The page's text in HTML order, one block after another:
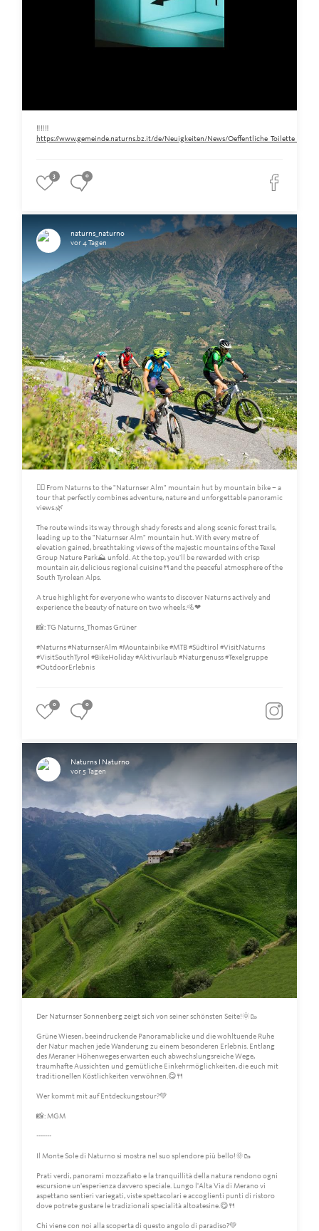
‼️‼️‼️
https://www.gemeinde.naturns.bz.it/de/Neuigkeiten/News/
3 0
naturns_naturno
vor 4 Tagen
🚵‍♀️ From Naturns to the "Naturnser Alm" mountain hut by mountain bike – a
tour that perfectly combines adventure, nature and unforgettable panoramic
views.🌿
The route winds its way through shady forests and along scenic forest trails,
leading up to the "Naturnser Alm" mountain hut. With every metre of
elevation gained, breathtaking views of the majestic mountains of the Texel
Group Nature Park⛰️ unfold. At the top, you'll be rewarded with crisp
mountain air, delicious regional cuisine🍴and the peaceful atmosphere of the
South Tyrolean Alps.
A true highlight for everyone who wants to discover Naturns actively and
experience the beauty of nature on two wheels.🚵❤
📸: TG Naturns_Thomas Grüner
#Naturns #NaturnserAlm #Mountainbike #MTB #Südtirol #VisitNaturns
#VisitSouthTyrol #BikeHoliday #Aktivurlaub #Naturgenuss #Texelgruppe
#OutdoorErlebnis
0 0
Naturns I Naturno
vor 5 Tagen
Der Naturnser Sonnenberg zeigt sich von seiner schönsten Seite!🌞🥾
Grüne Wiesen, beeindruckende Panoramablicke und die wohltuende Ruhe
der Natur machen jede Wanderung zu einem besonderen Erlebnis. Entlang
des Meraner Höhenweges erwarten euch abwechslungsreiche Wege,
traumhafte Aussichten und gemütliche Einkehrmöglichkeiten, die euch mit
traditionellen Köstlichkeiten verwöhnen.😋🍴
Wer kommt mit auf Entdeckungstour?💚
📸: MGM
-------
Il Monte Sole di Naturno si mostra nel suo splendore più bello!🌞🥾
Prati verdi, panorami mozzafiato e la tranquillità della natura rendono ogni
escursione un'esperienza davvero speciale. Lungo l'Alta Via di Merano vi
aspettano sentieri variegati, viste spettacolari e accoglienti punti di ristoro
dove potrete gustare le tradizionali specialità altoatesine.😋🍴
Chi viene con noi alla scoperta di questo angolo di paradiso?💚